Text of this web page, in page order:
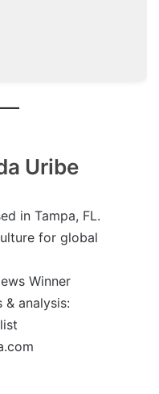
Uribe
in Tampa, FL.
for global
Winner
& analysis: